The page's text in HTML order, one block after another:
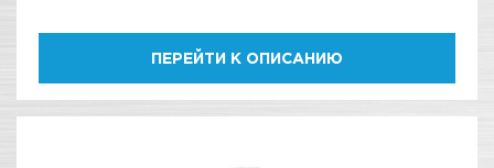
ПЕРЕЙТИ К ОПИСАНИЮ